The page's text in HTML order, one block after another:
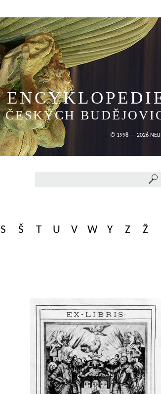
ČESKÝCH
© 1998 — 2026
S Š T U V W Y Z Ž